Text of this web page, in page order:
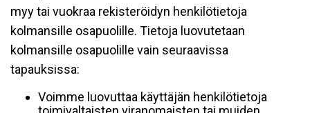
myy tai vuokraa rekisteröidyn henkilötietoja
kolmansille osapuolille. Tietoja luovutetaan
kolmansille osapuolille vain seuraavissa
tapauksissa:
Voimme luovuttaa käyttäjän henkilötietoja